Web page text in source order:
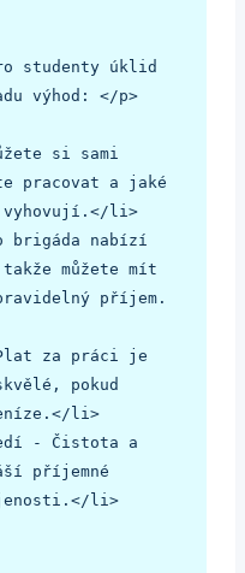
výhod: </p>
pracovat a jaké
vyhovují.</li>
můžete mít
příjem.
pokud
li>
příjemné
li>